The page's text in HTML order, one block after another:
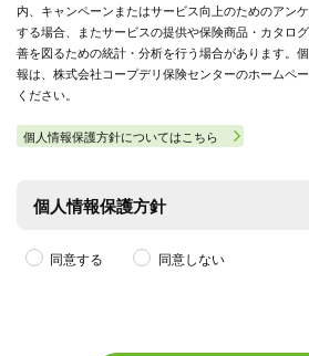
内、キャンペーンまたはサービス向上のためのアン
する場合、またサービスの提供や保険商品・カタロ
善を図るための統計・分析を行う場合があります。
報は、株式会社コープデリ保険センターのホームペ
ください。
個人情報保護方針についてはこちら
個人情報保護方針
同意する 同意しない